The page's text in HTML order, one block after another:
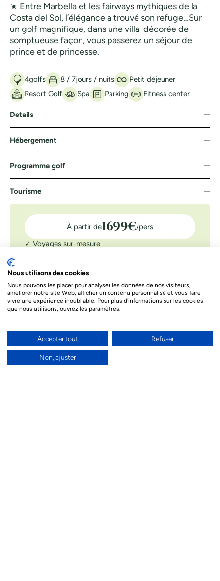
☀️ Entre Marbella et les fairways mythiques de la
Costa del Sol, l’élégance a trouvé son refuge…Sur
un golf magnifique, dans une villa décorée de
somptueuse façon, vous passerez un séjour de
prince et de princesse.
4golfs 8 / 7jours / nuits
Petit déjeuner
Resort Golf
Spa Parking Fitness center
Details
Hébergement
Programme golf
Tourisme
À partir de1699€/pers
✓ Voyages sur-mesure
✓ Confirmation tee-time
DEMANDER UN DEVIS
Le prix indiqué ci-dessous est à titre informatif. Les prix
dépendent de différents facteurs. Le prix final de votre séjour
Besoin d’un conseil par téléphone ?
Nos conseillers sont à votre écoute par téléphone
Nous utilisons des cookies
Nous pouvons les placer pour analyser les données de nos visiteurs,
améliorer notre site Web, afficher un contenu personnalisé et vous faire
vivre une expérience inoubliable. Pour plus d'informations sur les cookies
que nous utilisons, ouvrez les paramètres.
Accepter tout Refuser
Non, ajuster